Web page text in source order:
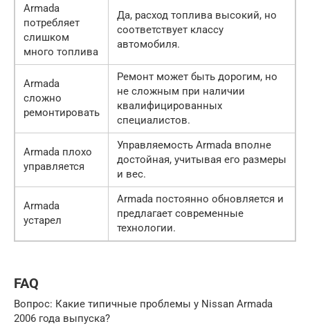
Armada
потребляет
слишком
много топлива
Да, расход топлива высокий, но
соответствует классу
автомобиля.
Armada
сложно
ремонтировать
Ремонт может быть дорогим, но
не сложным при наличии
квалифицированных
специалистов.
Armada плохо
управляется
Управляемость Armada вполне
достойная, учитывая его размеры
и вес.
Armada
устарел
Armada постоянно обновляется и
предлагает современные
технологии.
FAQ
Вопрос: Какие типичные проблемы у Nissan Armada
2006 года выпуска?